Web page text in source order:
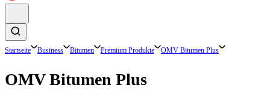
Startseite Business Bitumen Premium Produkte OMV Bitumen Plus
OMV Bitumen Plus